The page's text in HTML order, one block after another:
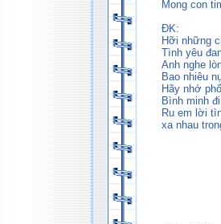
Mong con
ĐK:
Hỡi những
Tình yêu
Anh nghe
Bao nhiêu
Hãy nhớ
Bình minh
Ru em lời
xa nhau